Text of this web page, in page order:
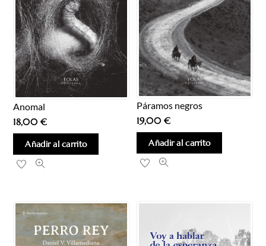
Anomal
18,00€
Añadir al carrito
Páramos negros
19,00€
Añadir al carrito